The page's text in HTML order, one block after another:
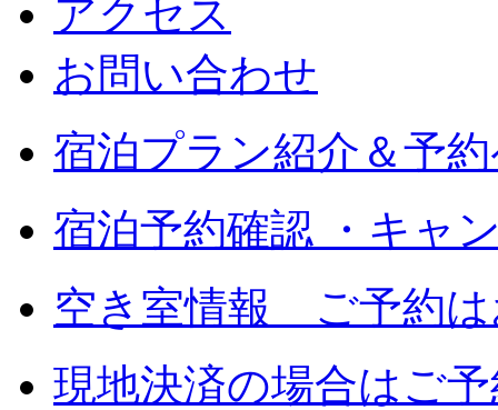
アクセス
お問い合わせ
宿泊プラン紹介＆予
宿泊予約確認 ・キャ
空き室情報 ご予約は
現地決済の場合はご